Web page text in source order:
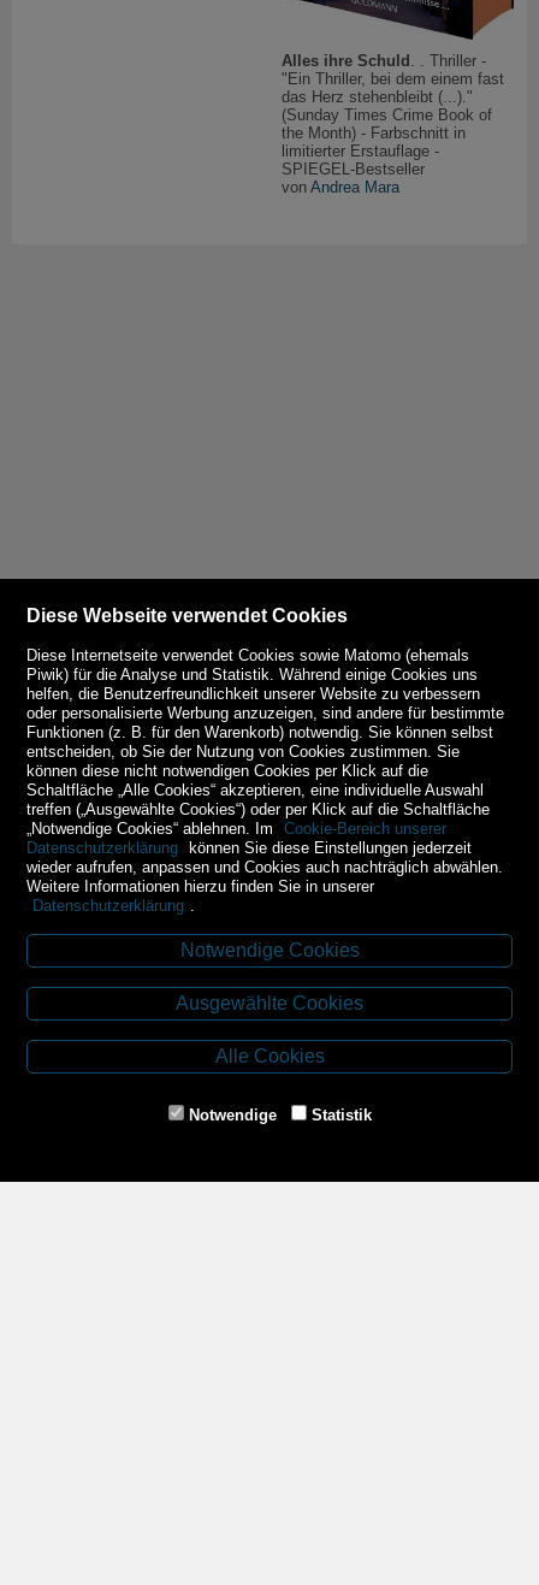
Alles ihre Schuld . . Thriller -
"Ein Thriller, bei dem einem fast
das Herz stehenbleibt (...)."
(Sunday Times Crime Book of
the Month) - Farbschnitt in
limitierter Erstauflage -
SPIEGEL-Bestseller
von Andrea Mara
Kontakt
Budweiser Str. 3
3943 Schrems
Tel.: 02853/77239
E-Mail: schrems@spazierer.at
Diese Webseite verwendet Cookies
Diese Internetseite verwendet Cookies sowie Matomo (ehemals
Piwik) für die Analyse und Statistik. Während einige Cookies uns
helfen, die Benutzerfreundlichkeit unserer Website zu verbessern
oder personalisierte Werbung anzuzeigen, sind andere für bestimmte
Funktionen (z. B. für den Warenkorb) notwendig. Sie können selbst
entscheiden, ob Sie der Nutzung von Cookies zustimmen. Sie
können diese nicht notwendigen Cookies per Klick auf die
Schaltfläche „Alle Cookies“ akzeptieren, eine individuelle Auswahl
treffen („Ausgewählte Cookies“) oder per Klick auf die Schaltfläche
„Notwendige Cookies“ ablehnen. Im
Cookie-Bereich unserer
Datenschutzerklärung können Sie diese Einstellungen jederzeit
wieder aufrufen, anpassen und Cookies auch nachträglich abwählen.
Weitere Informationen hierzu finden Sie in unserer
Datenschutzerklärung
Notwendige Cookies
Ausgewählte Cookies
Alle Cookies
Notwendige Statistik